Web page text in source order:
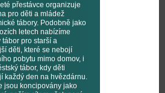
přestávce organizuje
pro děti a mládež
tábory. Podobně jako
letech nabízíme
tábor pro starší a
děti, které se nebojí
pobytu mimo domov, i
tábor, kdy děti
každý den na hvězdárnu.
jsou koncipovány jako